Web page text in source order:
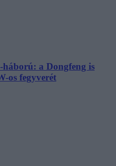
a Dongfeng is
os fegyverét